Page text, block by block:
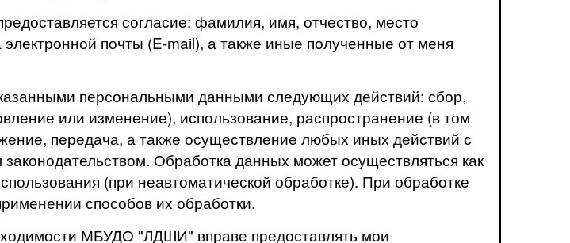
согласие: фамилия, имя, отчество, место
почты (E-mail), а также иные полученные от меня
персональными данными следующих действий: сбор,
или изменение), использование, распространение (в том
передача, а также осуществление любых иных действий с
Обработка данных может осуществляться как
(при неавтоматической обработке). При обработке
способов их обработки.
МБУДО "ЛДШИ" вправе предоставлять мои